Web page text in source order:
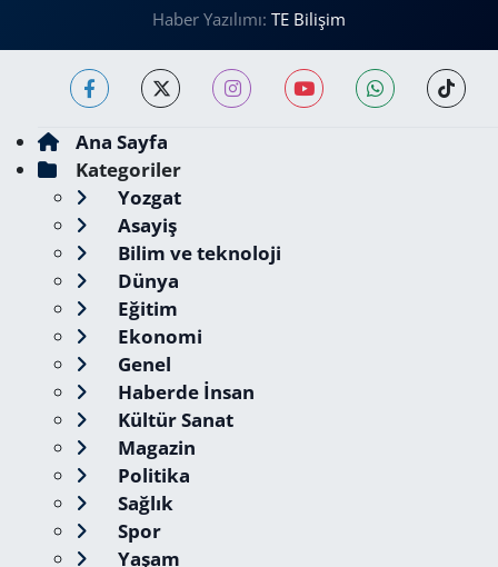
Haber Yazılımı: TE Bilişim
Ana Sayfa
Kategoriler
Yozgat
Asayiş
Bilim ve teknoloji
Dünya
Eğitim
Ekonomi
Genel
Haberde İnsan
Kültür Sanat
Magazin
Politika
Sağlık
Spor
Yaşam